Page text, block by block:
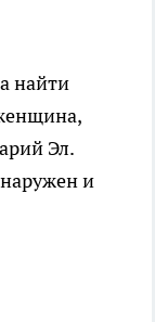
найти
Эл.
и